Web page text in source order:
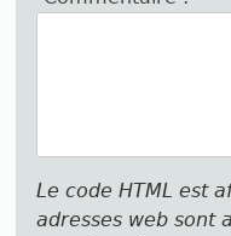
Le code HTML est
adresses web sont